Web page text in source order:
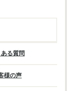
ある質問
様の声